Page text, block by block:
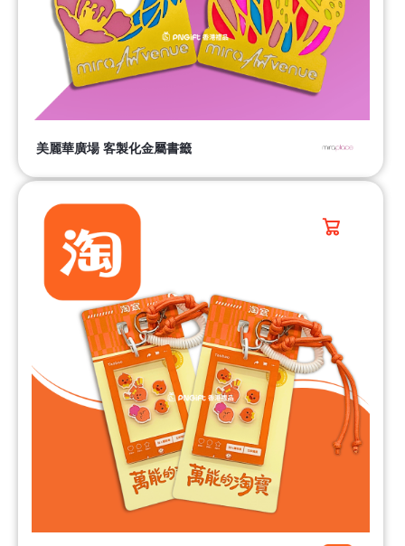
美麗華廣場 客製化金屬書籤